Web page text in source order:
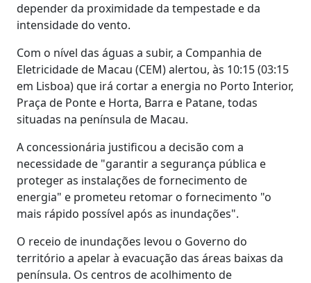
depender da proximidade da tempestade e da
intensidade do vento.
Com o nível das águas a subir, a Companhia de
Eletricidade de Macau (CEM) alertou, às 10:15 (03:15
em Lisboa) que irá cortar a energia no Porto Interior,
Praça de Ponte e Horta, Barra e Patane, todas
situadas na península de Macau.
A concessionária justificou a decisão com a
necessidade de "garantir a segurança pública e
proteger as instalações de fornecimento de
energia" e prometeu retomar o fornecimento "o
mais rápido possível após as inundações".
O receio de inundações levou o Governo do
território a apelar à evacuação das áreas baixas da
península. Os centros de acolhimento de